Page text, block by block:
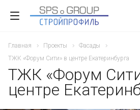
Главная Проекты
Фасады
ТЖК «Форум Сити» в центре Екатеринбурга
ТЖК «Форум
центре